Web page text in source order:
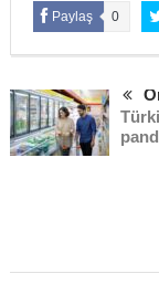
Paylaş 0